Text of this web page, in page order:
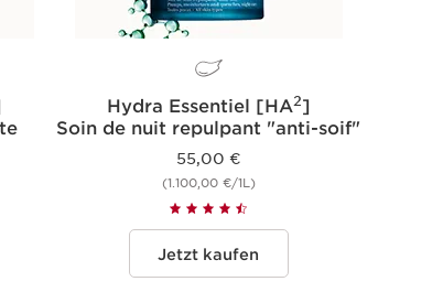
Hydra Essentiel [HA2]
Soin de nuit repulpant "anti-soif"
55,00 €
(1.100,00 €/1L)
Jetzt kaufen